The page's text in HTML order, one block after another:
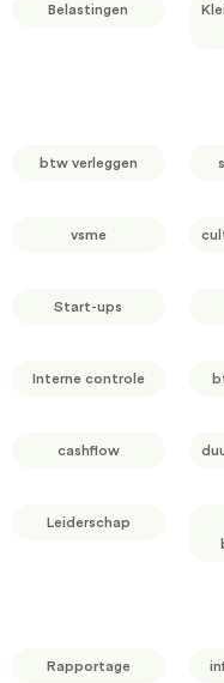
Belastingen
btw verleggen
vsme
Start-ups
Interne controle
cashflow
Leiderschap
Rapportage